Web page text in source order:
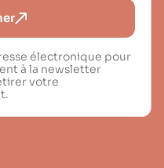
électronique pour
à la newsletter
votre